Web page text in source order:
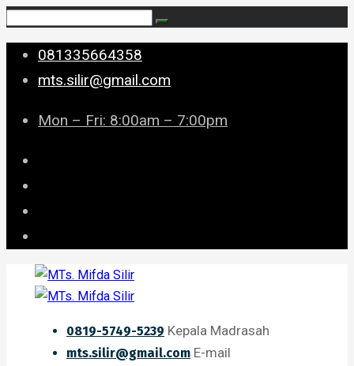
081335664358
mts.silir@gmail.com
Mon – Fri: 8:00am – 7:00pm
0819-5749-5239 Kepala Madrasah
mts.silir@gmail.com E-mail